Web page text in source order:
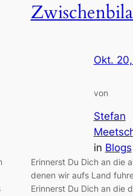
Okt.
von
Stefan
in Blogs
Erinnerst Du Dich an die
denen wir aufs Land
Erinnerst Du Dich an die